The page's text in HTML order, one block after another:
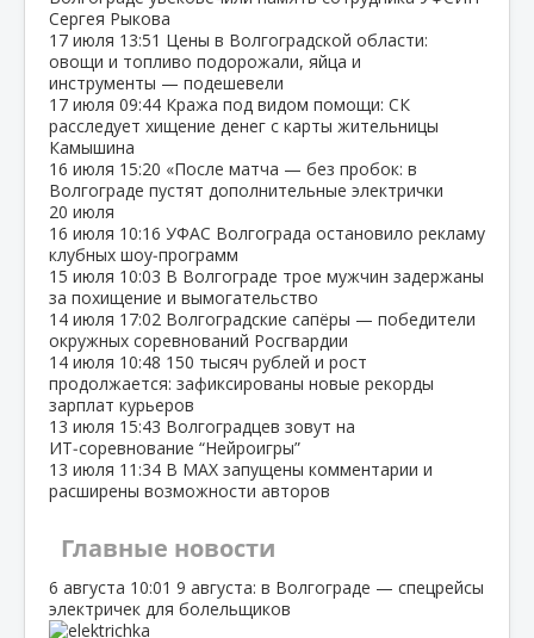
Сергея Рыкова
17 июля 13:51 Цены в Волгоградской области:
овощи и топливо подорожали, яйца и
инструменты — подешевели
17 июля 09:44 Кража под видом помощи: СК
расследует хищение денег с карты жительницы
Камышина
16 июля 15:20 «После матча — без пробок: в
Волгограде пустят дополнительные электрички
20 июля
16 июля 10:16 УФАС Волгограда остановило рекламу
клубных шоу‑программ
15 июля 10:03 В Волгограде трое мужчин задержаны
за похищение и вымогательство
14 июля 17:02 Волгоградские сапёры — победители
окружных соревнований Росгвардии
14 июля 10:48 150 тысяч рублей и рост
продолжается: зафиксированы новые рекорды
зарплат курьеров
13 июля 15:43 Волгоградцев зовут на
ИТ‑соревнование “Нейроигры”
13 июля 11:34 В МАХ запущены комментарии и
расширены возможности авторов
Главные новости
6 августа 10:01 9 августа: в Волгограде — спецрейсы
электричек для болельщиков